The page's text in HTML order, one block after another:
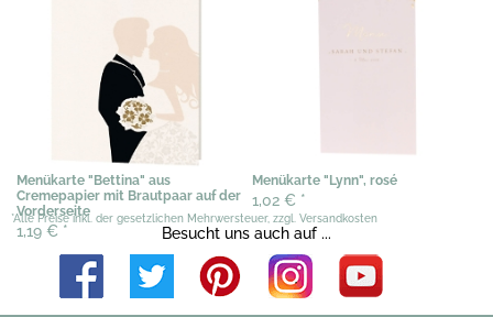
Menükarte "Bettina" aus
Cremepapier mit Brautpaar auf der
Vorderseite
1,19 € *
Menükarte "Lynn", rosé
1,02 € *
*Alle Preise inkl. der gesetzlichen Mehrwersteuer, zzgl. Versandkosten
Besucht uns auch auf ...